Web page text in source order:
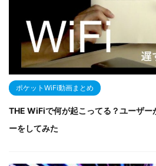
ポケットWiFi動画まとめ
THE WiFiで何が起こってる？ユーザー
ーをしてみた